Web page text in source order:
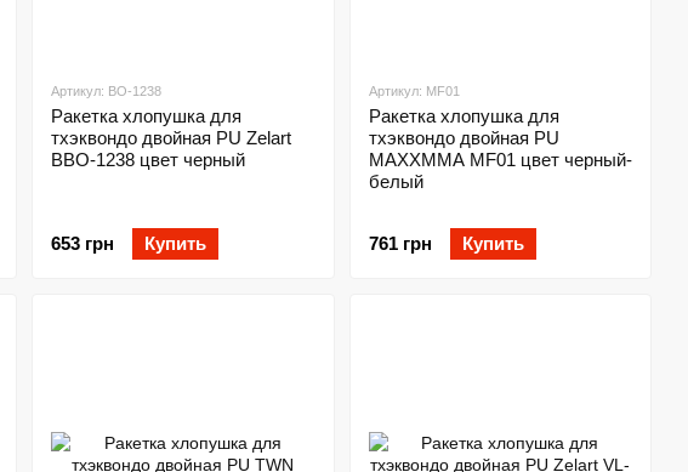
Артикул: BO-1238
Ракетка хлопушка для
тхэквондо двойная PU Zelart
BBO-1238 цвет черный
653 грн Купить
Артикул: MF01
Ракетка хлопушка для
тхэквондо двойная PU
MAXXMMA MF01 цвет черный-
белый
761 грн Купить